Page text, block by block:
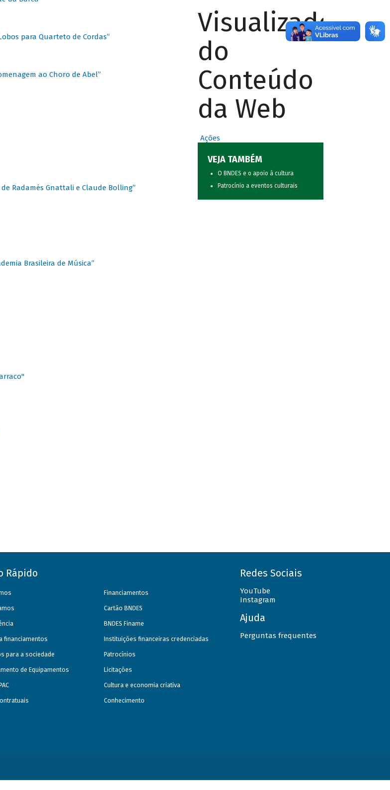
para Quarteto de Cordas”
ao Choro de Abel”
Radamés Gnattali e Claude Bolling”
Brasileira de Música”
Visualizador
do
Conteúdo
da Web
Ações
VEJA TAMBÉM
O BNDES e o apoio à cultura
Patrocínio a eventos culturais
Rápido
financiamentos
para a sociedade
de Equipamentos
Financiamentos
Cartão BNDES
BNDES Finame
Instituições financeiras credenciadas
Patrocínios
Licitações
Cultura e economia criativa
Conhecimento
Redes Sociais
YouTube
Instagram
Ajuda
Perguntas frequentes